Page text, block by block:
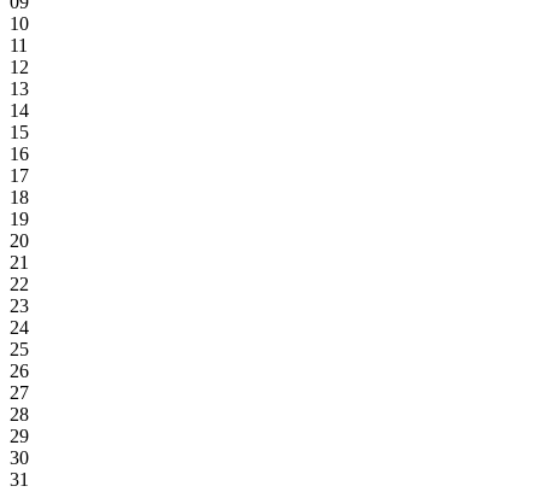
10
11
12
13
14
15
16
17
18
19
20
21
22
23
24
25
26
27
28
29
30
31